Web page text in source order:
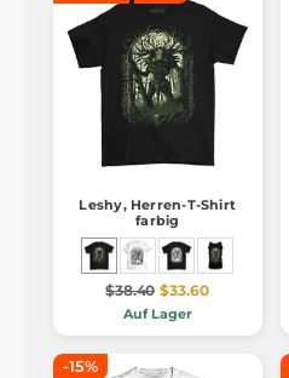
Leshy, Herren-T-Shirt
farbig
$38.40 $33.60
Auf Lager
-15%